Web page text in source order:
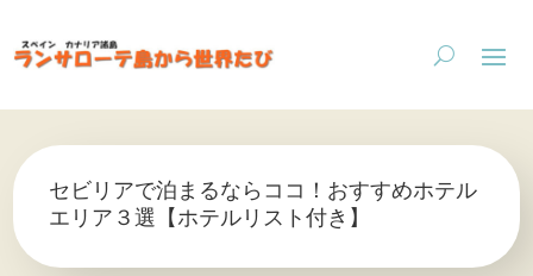
セビリアで泊まるならココ！おすすめホテル
エリア３選【ホテルリスト付き】